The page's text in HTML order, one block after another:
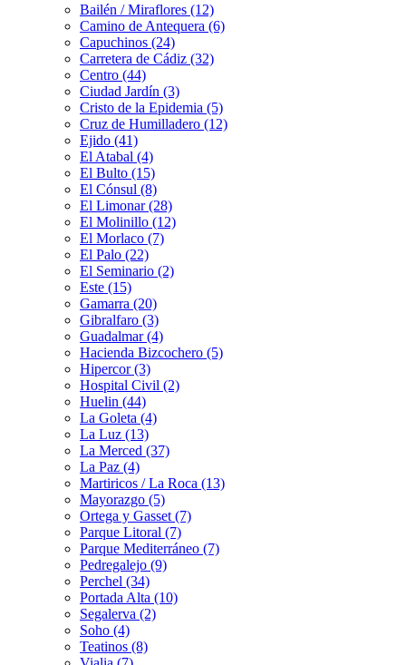
Bailén / Miraflores (12)
Camino de Antequera (6)
Capuchinos (24)
Carretera de Cádiz (32)
Centro (44)
Ciudad Jardín (3)
Cristo de la Epidemia (5)
Cruz de Humilladero (12)
Ejido (41)
El Atabal (4)
El Bulto (15)
El Cónsul (8)
El Limonar (28)
El Molinillo (12)
El Morlaco (7)
El Palo (22)
El Seminario (2)
Este (15)
Gamarra (20)
Gibralfaro (3)
Guadalmar (4)
Hacienda Bizcochero (5)
Hipercor (3)
Hospital Civil (2)
Huelin (44)
La Goleta (4)
La Luz (13)
La Merced (37)
La Paz (4)
Martiricos / La Roca (13)
Mayorazgo (5)
Ortega y Gasset (7)
Parque Litoral (7)
Parque Mediterráneo (7)
Pedregalejo (9)
Perchel (34)
Portada Alta (10)
Segalerva (2)
Soho (4)
Teatinos (8)